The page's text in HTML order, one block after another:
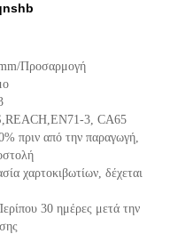
Προσαρμογή
3, CA65
πριν από την παραγωγή,
χαρτοκιβωτίων, δέχεται
30 ημέρες μετά την